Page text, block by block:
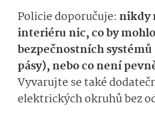
Policie doporučuje: nikdy
interiéru nic, co by
bezpečnostních
pásy), nebo co není
Vyvarujte se také
elektrických okruhů bez